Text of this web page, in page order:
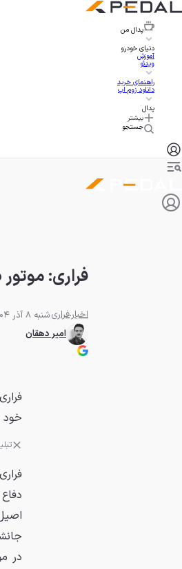
پدال من
دنیای خودرو
آموزش
ویدئو
راهنمای خرید
دانلود زوم اپ
پدال
بیشتر
جستجو
فراری: موتور V6 هایپرکار F80 از V12 بهتر است!
اخبارفراریشنبه 8 آذر 1404 - 13:00
امیر دهقان
خود
در